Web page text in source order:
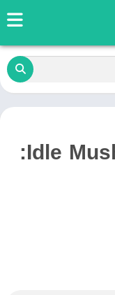
لعبة Idle Mushroom Garden: